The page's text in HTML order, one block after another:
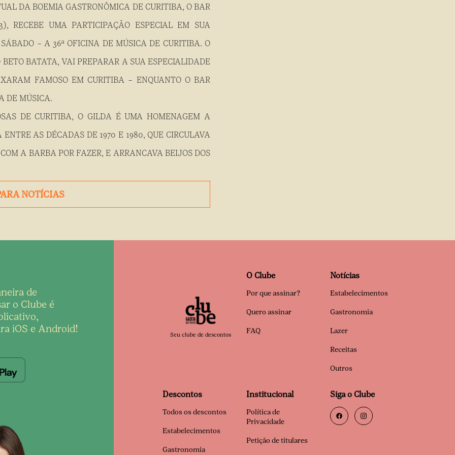
DA BOEMIA GASTRONÔMICA DE CURITIBA, O BAR
RECEBE UMA PARTICIPAÇÃO ESPECIAL EM SUA
– A 36ª OFICINA DE MÚSICA DE CURITIBA. O
BATATA, VAI PREPARAR A SUA ESPECIALIDADE
FAMOSO EM CURITIBA – ENQUANTO O BAR
DE MÚSICA.
DE CURITIBA, O GILDA É UMA HOMENAGEM A
AS DÉCADAS DE 1970 E 1980, QUE CIRCULAVA
A BARBA POR FAZER, E ARRANCAVA BEIJOS DOS
NOTÍCIAS
de
o Clube é
iOS e Android!
Seu clube de descontos
O Clube
Por que assinar?
Quero assinar
FAQ
Notícias
Estabelecimentos
Gastronomia
Lazer
Receitas
Outros
Descontos
Todos os descontos
Estabelecimentos
Gastronomia
Institucional
Política de
Privacidade
Petição de titulares
Siga o Clube